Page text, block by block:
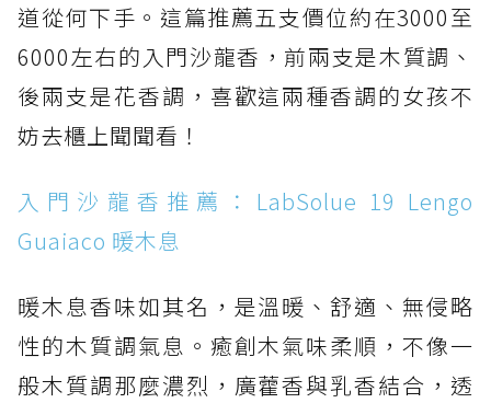
道從何下手。這篇推薦五支價位約在3000至
6000左右的入門沙龍香，前兩支是木質調、
後兩支是花香調，喜歡這兩種香調的女孩不
妨去櫃上聞聞看！
入門沙龍香推薦：LabSolue 19 Lengo
Guaiaco 暖木息
暖木息香味如其名，是溫暖、舒適、無侵略
性的木質調氣息。癒創木氣味柔順，不像一
般木質調那麼濃烈，廣藿香與乳香結合，透